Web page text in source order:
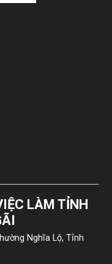
LÀM TỈNH
Nghĩa Lộ, Tỉnh